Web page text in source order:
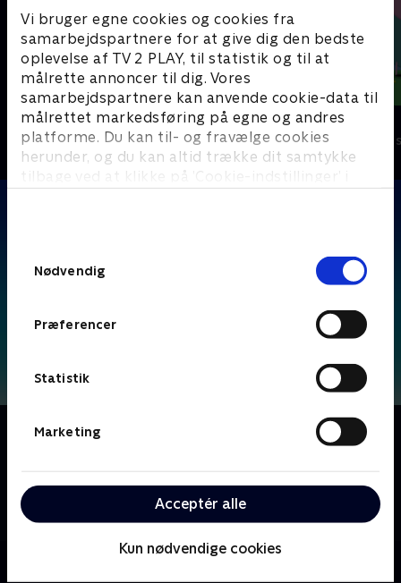
Vi bruger egne cookies og cookies fra
samarbejdspartnere for at give dig den bedste
oplevelse af TV 2 PLAY, til statistik og til at
målrette annoncer til dig. Vores
samarbejdspartnere kan anvende cookie-data til
målrettet markedsføring på egne og andres
platforme. Du kan til- og fravælge cookies
herunder, og du kan altid trække dit samtykke
tilbage ved at klikke på ’Cookie-indstillinger’ i
Nødvendig
Præferencer
Statistik
Marketing
Acceptér alle
Kun nødvendige cookies
Rasmus Klump
Børneserier • 3 sæsoner
Gurli Gris
Børneserier • 4
Om F for får
Følg livet på bondegården, hvor Frode Får og alle
hans venner og bondens hund skal hjælpe ham med
at rette op på.